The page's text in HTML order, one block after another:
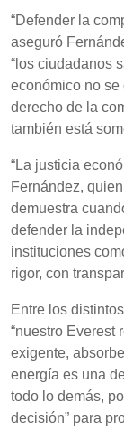
“Defender la
aseguró
“los ciudadanos
económico no se
derecho de la
también está
“La justicia
Fernández,
demuestra
defender la
instituciones
rigor, con
Entre los
“nuestro Everest
exigente,
energía es una
todo lo demás,
decisión” para